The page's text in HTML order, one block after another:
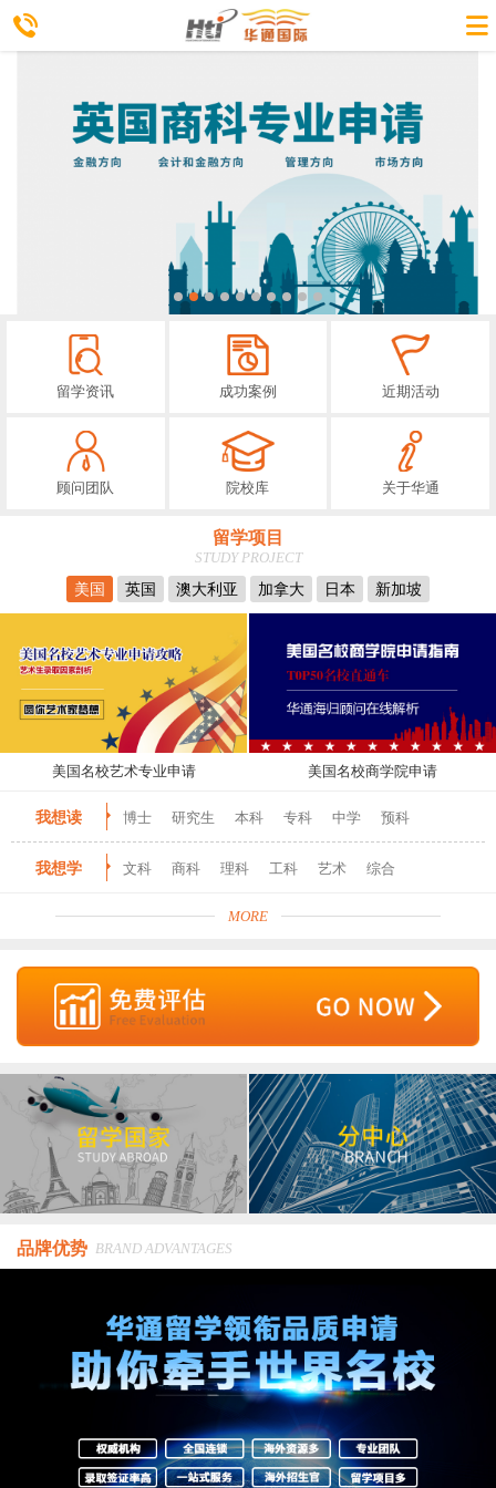
留学资讯 成功案例 近期活动
顾问团队 院校库 关于华通
留学项目
STUDY PROJECT
美国
英国 澳大利亚 加拿大 日本 新加坡
美国名校艺术专业申请 美国名校商学院申请
我想读 博士 研究生 本科 专科 中学 预科
我想学 文科 商科 理科 工科 艺术 综合
MORE
品牌优势 BRAND ADVANTAGES